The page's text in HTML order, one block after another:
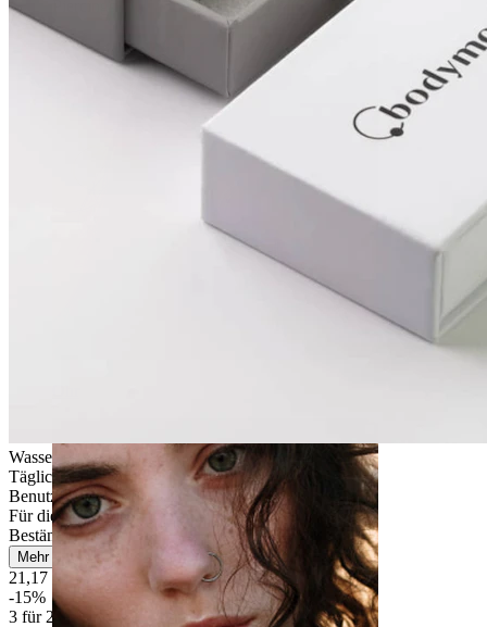
Wasserfest
Tägliches Tragen
Benutzerfreundlich
Für die meisten Hauttypen
Beständig
Mehr lesen
21,17 € 24,90 €
-15%
3 für 2